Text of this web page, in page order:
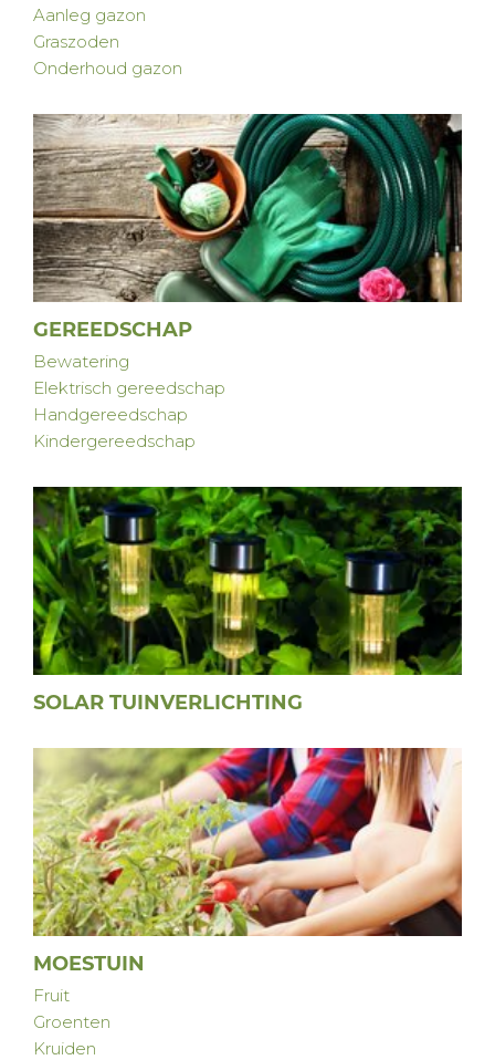
Aanleg gazon
Graszoden
Onderhoud gazon
GEREEDSCHAP
Bewatering
Elektrisch gereedschap
Handgereedschap
Kindergereedschap
SOLAR TUINVERLICHTING
MOESTUIN
Fruit
Groenten
Kruiden